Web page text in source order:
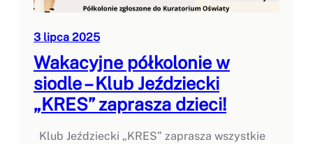
3 lipca 2025
Wakacyjne półkolonie w
siodle – Klub Jeździecki
„KRES” zaprasza dzieci!
Klub Jeździecki „KRES” zaprasza wszystkie